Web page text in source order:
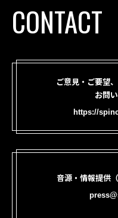
CONTACT
ご意見・ご要望
お問
https://
音源・情報提供